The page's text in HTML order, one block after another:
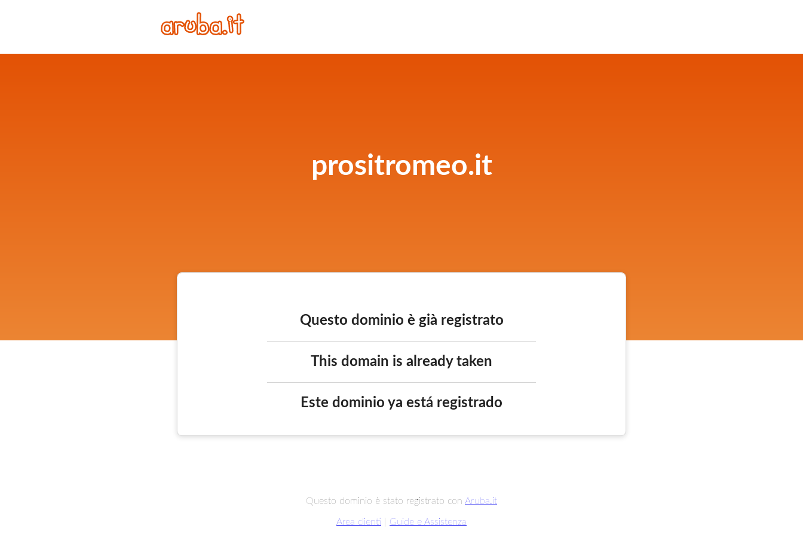
prositromeo.it
Questo dominio è già registrato
This domain is already taken
Este dominio ya está registrado
Questo dominio è stato registrato con Aruba.it
Area clienti Guide e Assistenza